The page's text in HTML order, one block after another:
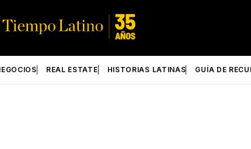
REAL ESTATE HISTORIAS LATINAS GUÍA DE